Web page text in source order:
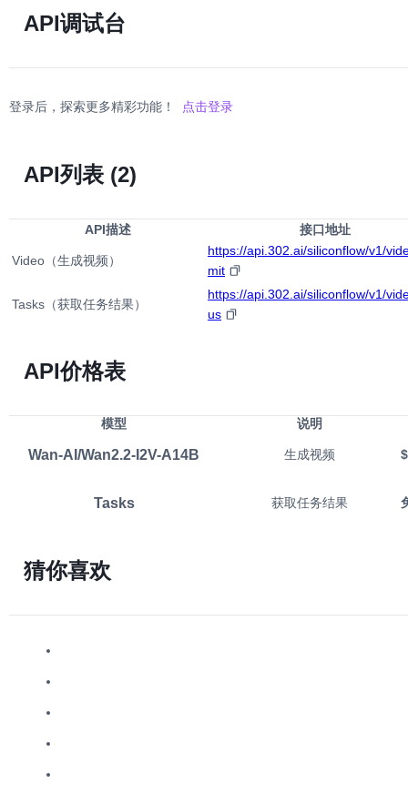
API调试台
登录后，探索更多精彩功能！ 点击登录
API列表 (2)
API描述 接口地址
Video（生成视频）
https://api.302.ai/siliconflow/v1/
mit
Tasks（获取任务结果）
https://api.302.ai/siliconflow/v1/
us
API价格表
模型 说明
Wan-AI/Wan2.2-I2V-A14B 生成视频
Tasks 获取任务结果
猜你喜欢